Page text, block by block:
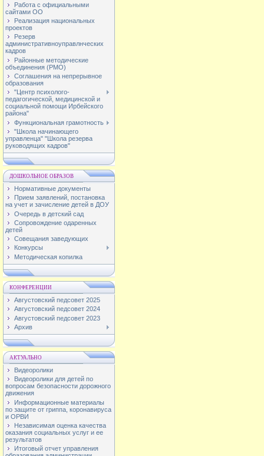
Работа с официальными
сайтами ОО
Реализация национальных
проектов
Резерв
административноуправлнческих
кадров
Районные методические
объединения (РМО)
Соглашения на непрерывное
образования
"Центр психолого-
педагогической, медицинской и
социальной помощи Ирбейского
района"
Функциональная грамотность
"Школа начинающего
управленца" "Школа резерва
руководящих кадров"
ДОШКОЛЬНОЕ ОБРАЗОВ
Нормативные документы
Прием заявлений, постановка
на учет и зачисление детей в ДОУ
Очередь в детский сад
Сопровождение одаренных
детей
Совещания заведующих
Конкурсы
Методическая копилка
КОНФЕРЕНЦИИ
Августовский педсовет 2025
Августовский педсовет 2024
Августовский педсовет 2023
Архив
АКТУАЛЬНО
Видеоролики
Видеоролики для детей по
вопросам безопасности дорожного
движения
Информационные материалы
по защите от гриппа, коронавируса
и ОРВИ
Независимая оценка качества
оказания социальных услуг и ее
результатов
Итоговый отчет управления